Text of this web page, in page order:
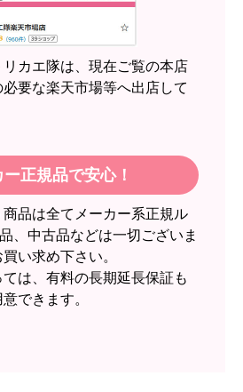
いで届きましたか？】
ント】
23:50
に注文できましたか？
対応は適切でしたか？
が届きましたか？
カエ隊は、現在ご覧の本店
要な楽天市場等へ出店して
正規品で安心！
品は全てメーカー系正規ル
、中古品などは一切ございま
い求め下さい。
は、有料の長期延長保証も
できます。